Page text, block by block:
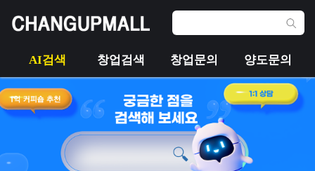
AI검색 창업검색 창업문의 양도문의